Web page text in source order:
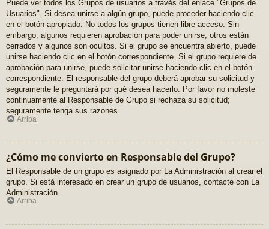
Puede ver todos los Grupos de usuarios a través del enlace "Grupos de
Usuarios". Si desea unirse a algún grupo, puede proceder haciendo clic
en el botón apropiado. No todos los grupos tienen libre acceso. Sin
embargo, algunos requieren aprobación para poder unirse, otros están
cerrados y algunos son ocultos. Si el grupo se encuentra abierto, puede
unirse haciendo clic en el botón correspondiente. Si el grupo requiere de
aprobación para unirse, puede solicitar unirse haciendo clic en el botón
correspondiente. El responsable del grupo deberá aprobar su solicitud y
seguramente le preguntará por qué desea hacerlo. Por favor no moleste
continuamente al Responsable de Grupo si rechaza su solicitud;
seguramente tenga sus razones.
Arriba
¿Cómo me convierto en Responsable del Grupo?
El Responsable de un grupo es asignado por La Administración al crear el
grupo. Si está interesado en crear un grupo de usuarios, contacte con La
Administración.
Arriba